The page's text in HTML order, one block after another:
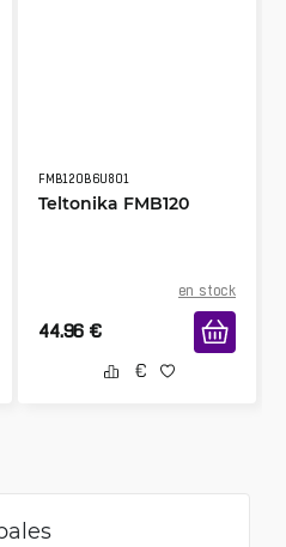
FMB120B6U801
Teltonika FMB120
en stock
44.96 €